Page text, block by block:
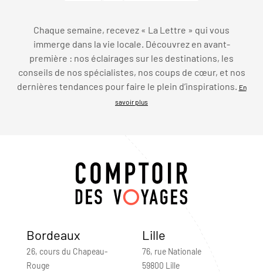
Chaque semaine, recevez « La Lettre » qui vous
immerge dans la vie locale. Découvrez en avant-
première : nos éclairages sur les destinations, les
conseils de nos spécialistes, nos coups de cœur, et nos
dernières tendances pour faire le plein d’inspirations.
En
savoir plus
Bordeaux
26, cours du Chapeau-
Rouge
Lille
76, rue Nationale
59800 Lille